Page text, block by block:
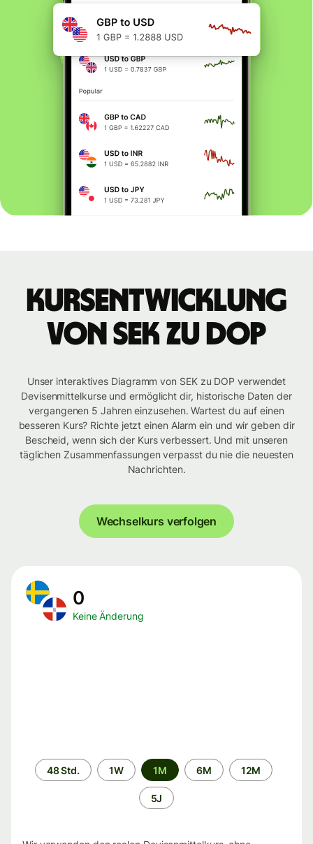
Kursentwicklung
von SEK zu DOP
Unser interaktives Diagramm von SEK zu DOP verwendet
Devisenmittelkurse und ermöglicht dir, historische Daten der
vergangenen 5 Jahren einzusehen. Wartest du auf einen
besseren Kurs? Richte jetzt einen Alarm ein und wir geben dir
Bescheid, wenn sich der Kurs verbessert. Und mit unseren
täglichen Zusammenfassungen verpasst du nie die neuesten
Nachrichten.
Wechselkurs verfolgen
0
Keine Änderung
Zeitraum
48 Std. 1W 1M 6M 12M
5J